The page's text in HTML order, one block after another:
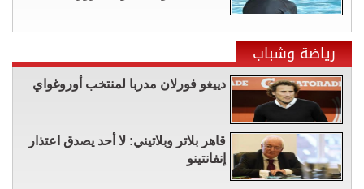
رياضة وشباب
دييغو فورلان مدربا لمنتخب أوروغواي
قاهر بلاتر وبلاتيني: لا أحد يصدق اعتذار
إنفانتينو